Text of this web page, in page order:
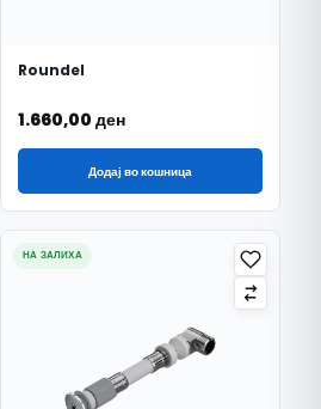
Roundel
1.660,00ден
Додај во кошница
НА ЗАЛИХА